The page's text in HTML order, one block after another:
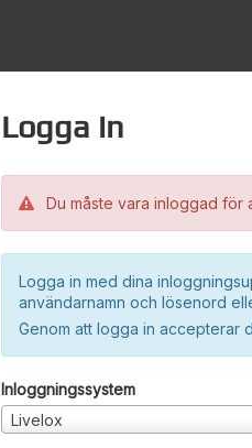
Logga in
Du måste vara inloggad för
Logga in med dina
användarnamn och lösenord
Genom att logga in accepterar
Inloggningssystem
Livelox